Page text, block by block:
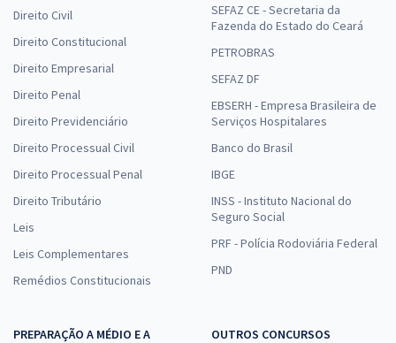
Direito Civil
Direito Constitucional
Direito Empresarial
Direito Penal
Direito Previdenciário
Direito Processual Civil
Direito Processual Penal
Direito Tributário
Leis
Leis Complementares
Remédios Constitucionais
SEFAZ CE - Secretaria da
Fazenda do Estado do Ceará
PETROBRAS
SEFAZ DF
EBSERH - Empresa Brasileira de
Serviços Hospitalares
Banco do Brasil
IBGE
INSS - Instituto Nacional do
Seguro Social
PRF - Polícia Rodoviária Federal
PND
PREPARAÇÃO A MÉDIO E A
OUTROS CONCURSOS